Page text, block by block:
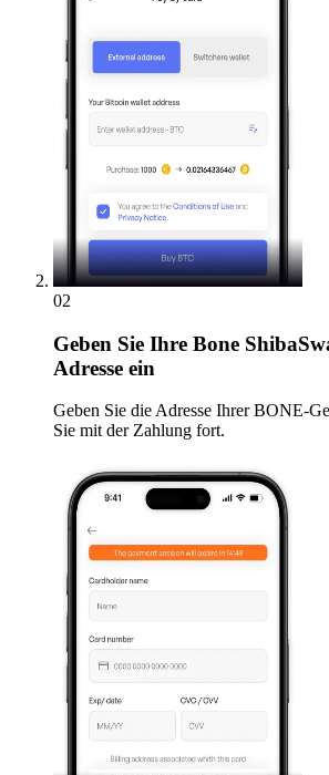
02
Geben Sie Ihre Bone
Adresse ein
Geben Sie die Adresse Ihrer BONE-
Sie mit der Zahlung fort.